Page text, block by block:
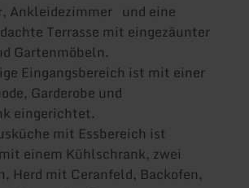
Ankleidezimmer und eine
Terrasse mit eingezäunter
Gartenmöbeln.
Eingangsbereich ist mit einer
Garderobe und
eingerichtet.
mit Essbereich ist
einem Kühlschrank, zwei
Herd mit Ceranfeld, Backofen,